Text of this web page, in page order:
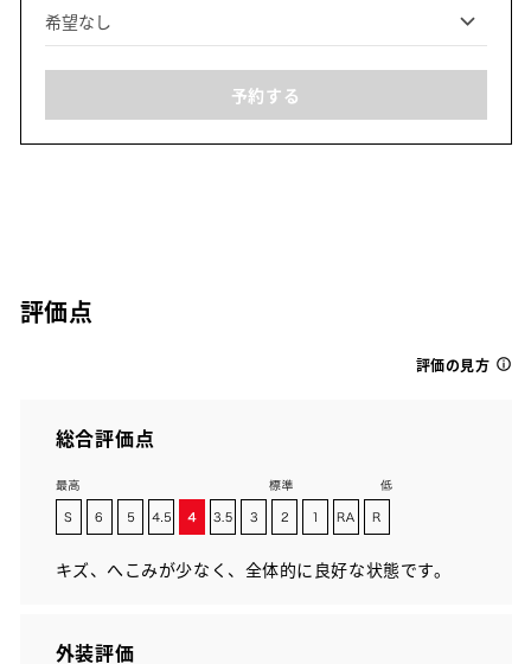
予約する
評価点
評価の見方
総合評価点
キズ、へこみが少なく、全体的に良好な状態です。
外装評価